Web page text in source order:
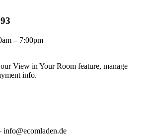
Die Ballons sind robust und
sich keine Sorgen machen,dass der
geeignet, Geeignet für
Hochzeits-Party, Geburtstagsfeiern,
Dekorationen usw.
Happy-Birthday Girlande: Schwarz
Folienballons 5x 12"Gold Konfetti-
für Kinder unter 3 Jahren
– 7:00pm
View in Your Room feature, manage
info.
info@ecomladen.de